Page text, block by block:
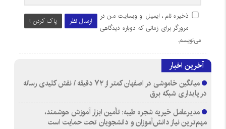
ارسال نظر پاک کردن !
ذخیره نام، ایمیل و وبسایت من در
مرورگر برای زمانی که دوباره دیدگاهی
می‌نویسم.
آخرین اخبار
میانگین خاموشی در اصفهان کمتر از ۷۲ دقیقه / نقش کلیدی رسانه
در پایداری شبکه برق
مدیرعامل خیریه شجره طیبه: تأمین ابزار آموزش هوشمند،
مهم‌ترین نیاز دانش‌آموزان و دانشجویان تحت حمایت است